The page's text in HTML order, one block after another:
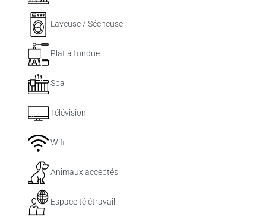
Laveuse / Sécheuse
Plat à fondue
Spa
Télévision
Wifi
Animaux acceptés
Espace télétravail